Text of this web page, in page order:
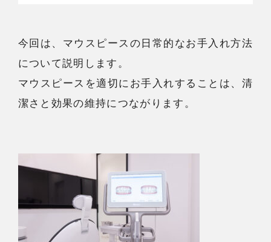
今回は、マウスピースの日常的なお手入れ方法
について説明します。
マウスピースを適切にお手入れすることは、清
潔さと効果の維持につながります。